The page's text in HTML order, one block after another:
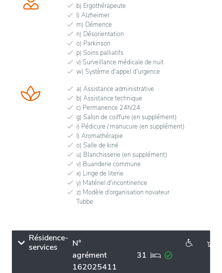
b) Ergothérapeute
l) Alzheimer
m) Démence
n) Désorientation
o) Parkinson
p) Soins palliatifs
v) Surveillance médicale de nuit
w) Système d'appel d'urgence
a) Assistance administrative
b) Assistance technique
c) Permanence 24h/24
g) Salon de coiffure (en supplément)
i) Pédicure / manucure (en supplément)
l) Aromathérapie
o) Salle de kiné
u) Blanchisserie (en supplément)
v) Buanderie commune
x) Linge de literie
y) Matériel d'incontinence
z) Modèle d’organisation novateur
Tubbe
Résidence-
services
N°
agrément
162025411
31